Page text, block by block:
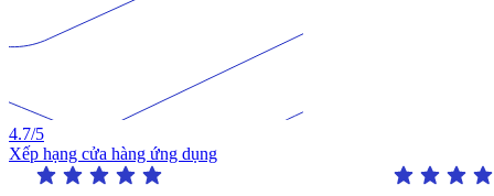
4.7/5
Xếp hạng cửa hàng ứng dụng